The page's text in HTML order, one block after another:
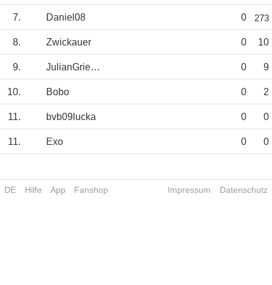
7. Daniel08 0 273
8. Zwickauer 0 10
9. JulianGrießner 0 9
10. Bobo 0 2
11. bvb09lucka 0 0
11. Exo 0 0
DE Hilfe App Fanshop Impressum Datenschutz